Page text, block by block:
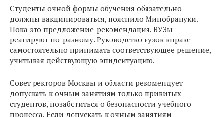
Студенты очной формы обучения обязательно
должны вакцинироваться, пояснило Минобрануки.
Пока это предложение-рекомендация. ВУЗы
реагируют по-разному. Руководство вузов вправе
самостоятельно принимать соответствующее решение,
учитывая действующую эпидситуацию.
Совет ректоров Москвы и области рекомендует
допускать к очным занятиям только привитых
студентов, позаботиться о безопасности учебного
процесса. Если допускать к очным занятиям